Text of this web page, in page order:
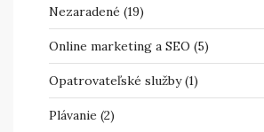
Nezaradené (19)
Online marketing a SEO (5)
Opatrovateľské služby(1)
Plávanie (2)